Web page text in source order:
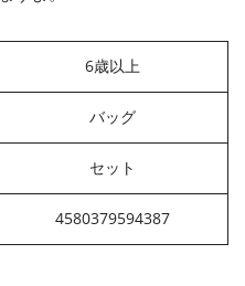
6歳以上
バッグ
セット
4580379594387